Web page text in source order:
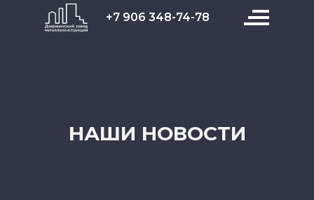
+7 906 348-74-78
НАШИ НОВОСТИ